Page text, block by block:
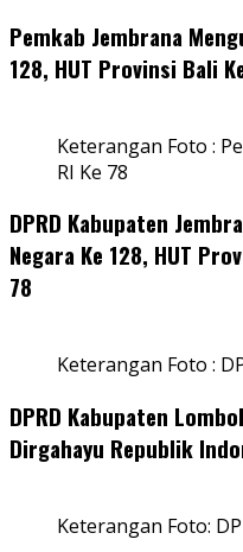
Pemkab Jembrana
128, HUT Provinsi Bali
Keterangan Foto :
RI Ke 78
DPRD Kabupaten
Negara Ke 128, HUT
78
Keterangan Foto :
DPRD Kabupaten
Dirgahayu Republik
Keterangan Foto: